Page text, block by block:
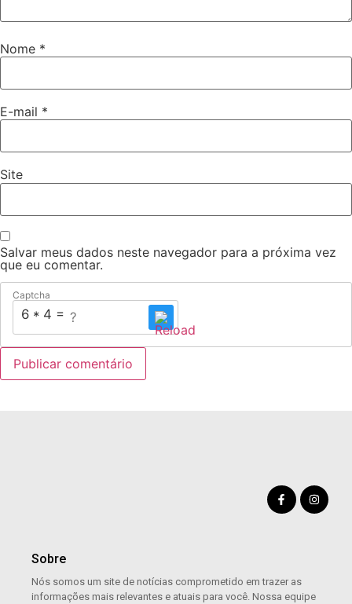
Nome *
E-mail *
Site
Salvar meus dados neste navegador para a próxima vez
que eu comentar.
Captcha
6 * 4 = ?
Sobre
Nós somos um site de notícias comprometido em trazer as
informações mais relevantes e atuais para você. Nossa equipe